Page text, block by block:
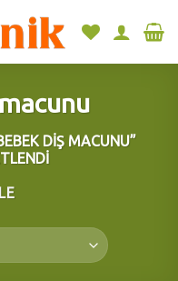
DIŞ MACUNU”